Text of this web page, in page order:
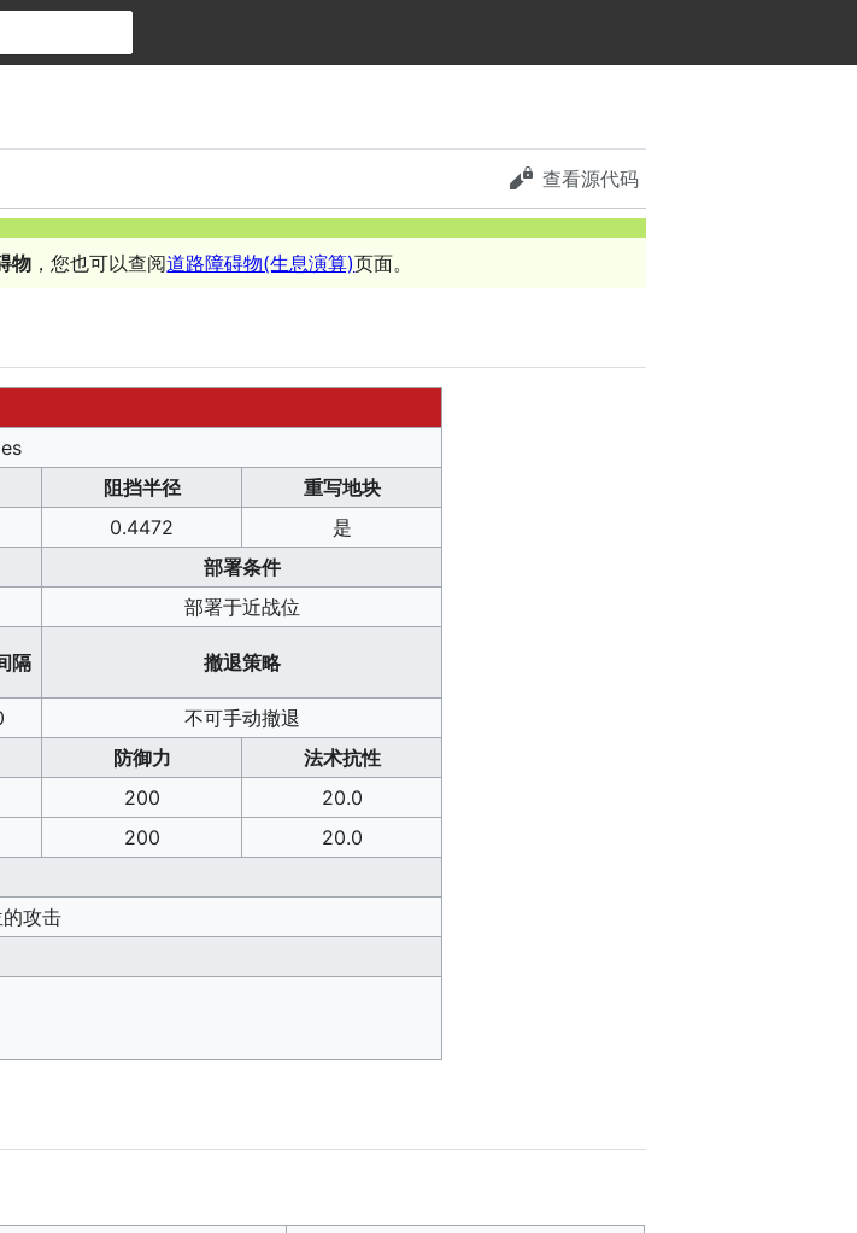
查看源代码
物 ，您也可以查阅道路障碍物(生息演算)页面。
阻挡半径
重写地块
0.4472
是
部署条件
部署于近战位
隔 撤退策略
不可手动撤退
防御力
法术抗性
200
20.0
200
20.0
攻击